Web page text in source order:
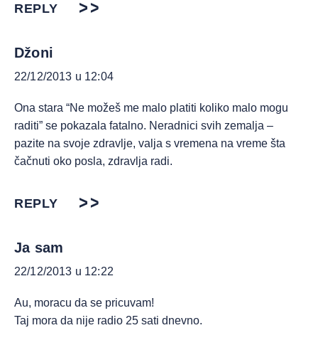
REPLY
Džoni
22/12/2013 u 12:04
Ona stara “Ne možeš me malo platiti koliko malo mogu
raditi” se pokazala fatalno. Neradnici svih zemalja –
pazite na svoje zdravlje, valja s vremena na vreme šta
čačnuti oko posla, zdravlja radi.
REPLY
Ja sam
22/12/2013 u 12:22
Au, moracu da se pricuvam!
Taj mora da nije radio 25 sati dnevno.